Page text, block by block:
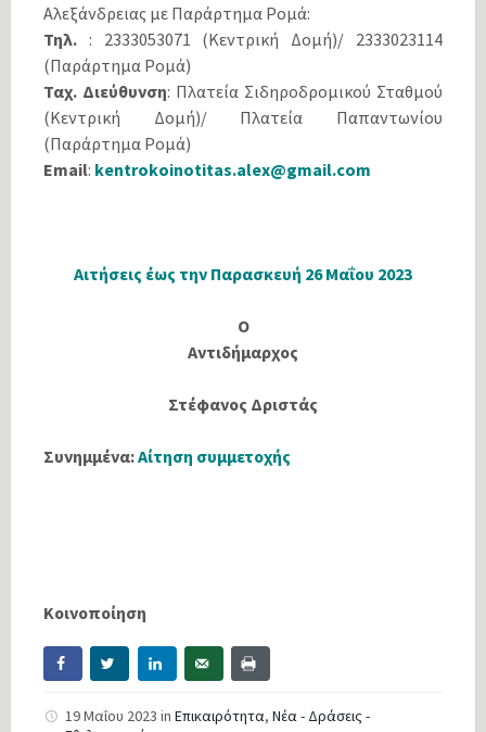
Αλεξάνδρειας με Παράρτημα Ρομά:
Τηλ. : 2333053071 (Κεντρική Δομή)/ 2333023114
(Παράρτημα Ρομά)
Ταχ. Διεύθυνση: Πλατεία Σιδηροδρομικού Σταθμού
(Κεντρική Δομή)/ Πλατεία Παπαντωνίου
(Παράρτημα Ρομά)
Email: kentrokoinotitas.alex@gmail.com
Αιτήσεις έως την Παρασκευή 26 Μαΐου 2023
Ο
Αντιδήμαρχος
Στέφανος Δριστάς
Συνημμένα:Αίτηση συμμετοχής
Κοινοποίηση
19 Μαΐου 2023 in Επικαιρότητα, Νέα - Δράσεις -